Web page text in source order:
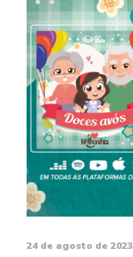
24 de agosto de 2023